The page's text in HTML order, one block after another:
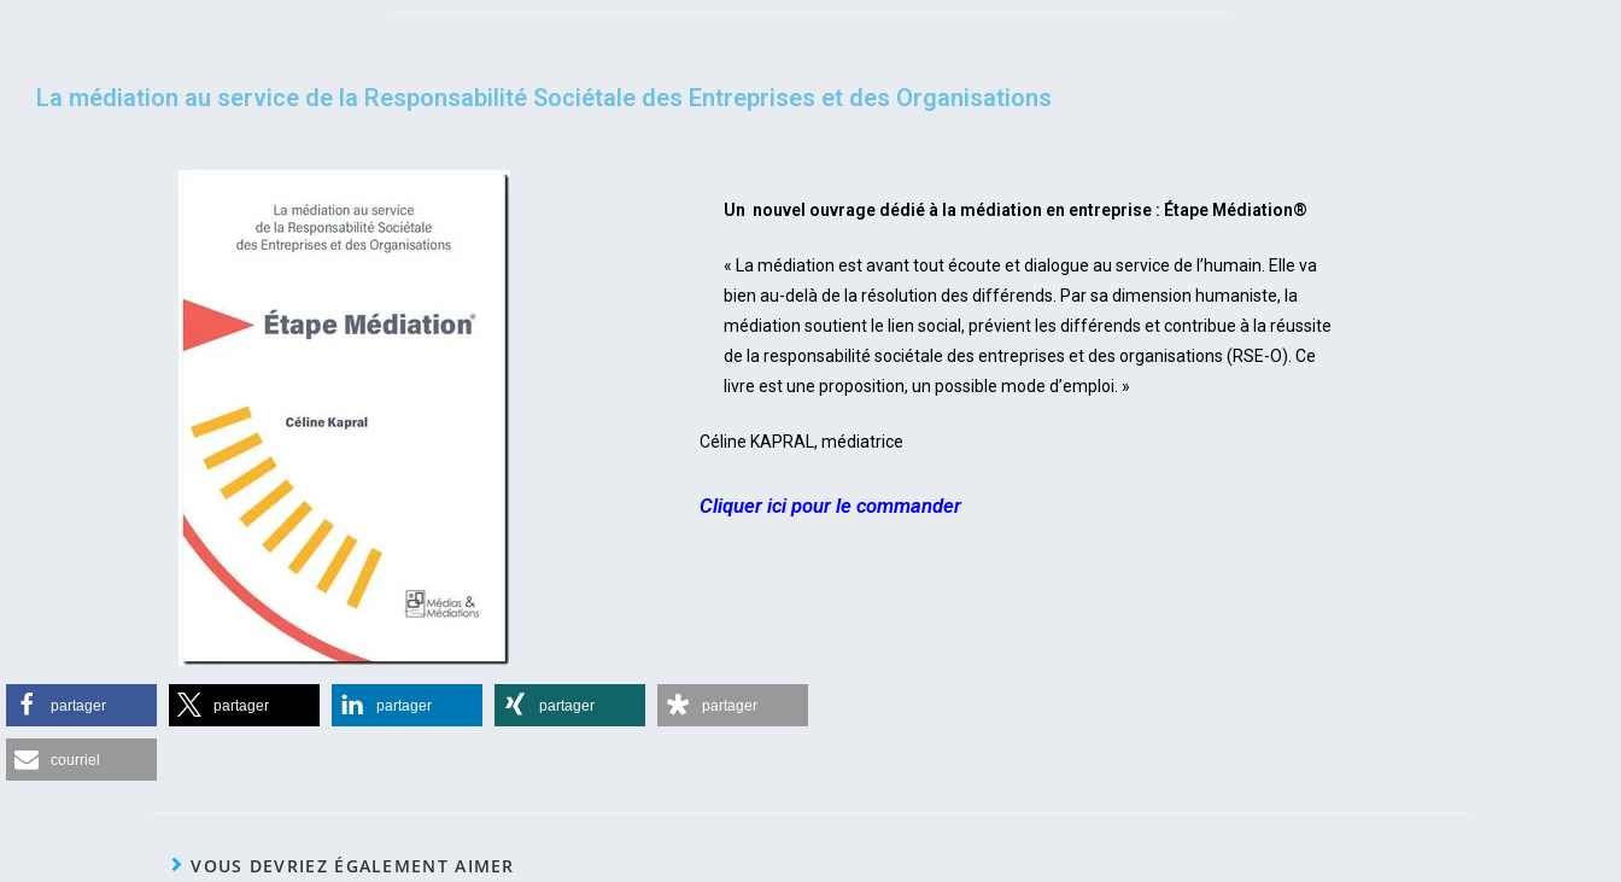
La médiation au service de la Responsabilité Sociétale des Entreprises et des Organisations
Un nouvel ouvrage dédié à la médiation en entreprise : Étape Médiation®
« La médiation est avant tout écoute et dialogue au service de l’humain. Elle va
bien au-delà de la résolution des différends. Par sa dimension humaniste, la
médiation soutient le lien social, prévient les différends et contribue à la réussite
de la responsabilité sociétale des entreprises et des organisations (RSE-O). Ce
livre est une proposition, un possible mode d’emploi. »
Céline KAPRAL, médiatrice
Cliquer ici pour le commander
partager partager partager partager partager
courriel
VOUS DEVRIEZ ÉGALEMENT AIMER